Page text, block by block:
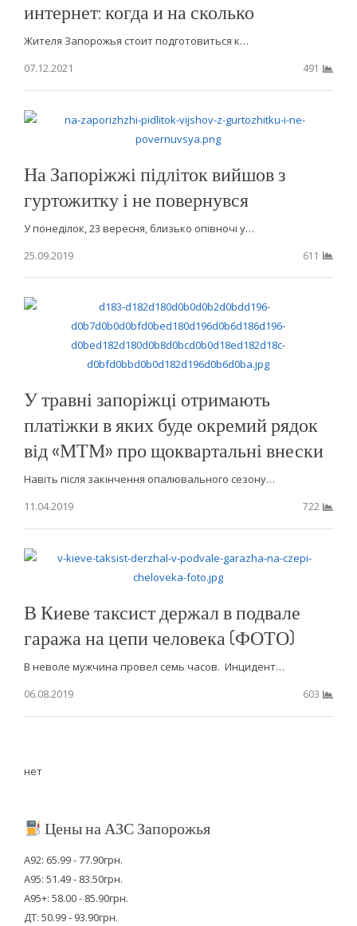
интернет: когда и на сколько
Жителя Запорожья стоит подготовиться к…
07.12.2021
491
На Запоріжжі підліток вийшов з
гуртожитку і не повернувся
У понеділок, 23 вересня, близько опівночі у…
25.09.2019
611
У травні запоріжці отримають
платіжки в яких буде окремий рядок
від «МТМ» про щоквартальні внески
Навіть після закінчення опалювального сезону…
11.04.2019
722
В Киеве таксист держал в подвале
гаража на цепи человека (ФОТО)
В неволе мужчина провел семь часов. Инцидент…
06.08.2019
603
нет
Цены на АЗС Запорожья
А92: 65.99 - 77.90грн.
А95: 51.49 - 83.50грн.
А95+: 58.00 - 85.90грн.
ДТ: 50.99 - 93.90грн.